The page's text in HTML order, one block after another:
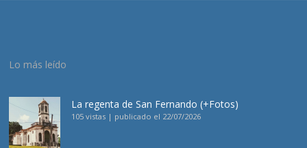
Lo más leído
La regenta de San Fernando (+Fotos)
105 vistas | publicado el 22/07/2026